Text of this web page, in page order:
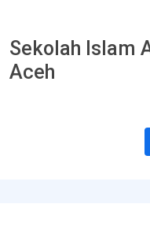
Sekolah Islam
Aceh